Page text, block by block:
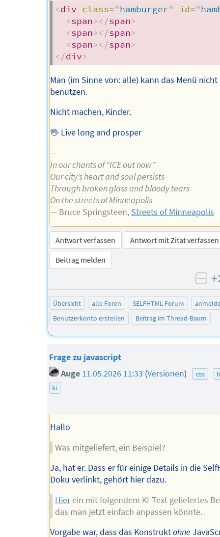
<div class="hamburger" id="
<span></span>
<span></span>
<span></span>
</div>
Man (im Sinne von: alle) kann das Menü nicht
benutzen.
Nicht machen, Kinder.
🖖 Live long and prosper
--
In our chants of “ICE out now”
Our city’s heart and soul persists
Through broken glass and bloody tears
On the streets of Minneapolis
— Bruce Springsteen, Streets of Minneapolis
Antwort verfassen
Antwort mit Zitat verfassen
Beitrag melden
Übersicht alle Foren SELFHTML-Forum
Benutzerkonto erstellen
Beitrag im Thread-Baum
Frage zu javascript
Auge 11.05.2026 11:33 (Versionen) css
ki
Hallo
Was mitgeliefert, ein Beispiel?
Ja, hat er. Dass er für einige Details in die
Doku verlinkt, gehört hier dazu.
Hierein mit folgendem KI-Text geliefertes
das man jetzt einfach anpassen könnte.
Vorgabe war, dass das Konstruktohne